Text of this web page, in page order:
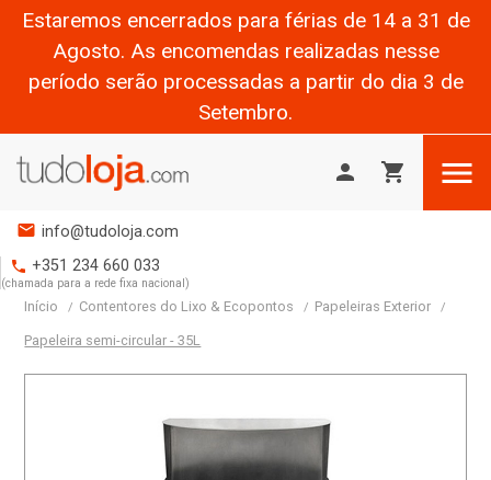
Estaremos encerrados para férias de 14 a 31 de
Agosto. As encomendas realizadas nesse
período serão processadas a partir do dia 3 de
Setembro.
person shopping_cart 
mail info@tudoloja.com
phone +351 234 660 033
(chamada para a rede fixa nacional)
Início Contentores do Lixo & Ecopontos Papeleiras Exterior
Papeleira semi-circular - 35L